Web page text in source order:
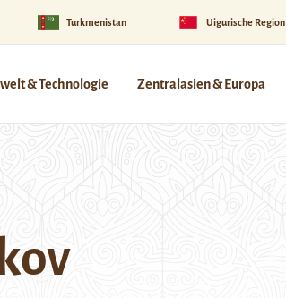
Turkmenistan Uigurische Region
& Technologie Zentralasien & Europa